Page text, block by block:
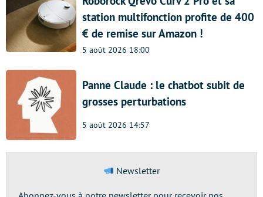
station multifonction profite de 400
€ de remise sur Amazon !
5 août 2026 18:00
Panne Claude : le chatbot subit de
grosses perturbations
5 août 2026 14:57
Newsletter